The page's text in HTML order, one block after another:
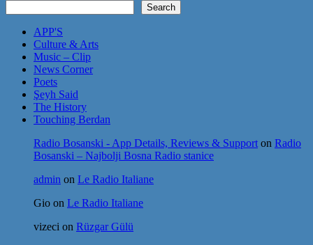
Search
APP'S
Culture & Arts
Music – Clip
News Corner
Poets
Şeyh Said
The History
Touching Berdan
Radio Bosanski - App Details, Reviews & Support on Radio
Bosanski – Najbolji Bosna Radio stanice
admin on Le Radio Italiane
Gio on Le Radio Italiane
vizeci on Rüzgar Gülü